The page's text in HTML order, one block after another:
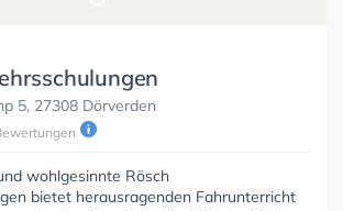
5, 27308 Dörverden
wohlgesinnte Rösch
bietet herausragenden Fahrunterricht